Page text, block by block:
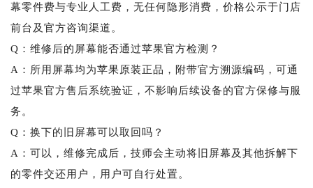
幕零件费与专业人工费，无任何隐形消费，价格公示于门店
前台及官方咨询渠道。
Q：维修后的屏幕能否通过苹果官方检测？
A：所用屏幕均为苹果原装正品，附带官方溯源编码，可通
过苹果官方售后系统验证，不影响后续设备的官方保修与服
务。
Q：换下的旧屏幕可以取回吗？
A：可以，维修完成后，技师会主动将旧屏幕及其他拆解下
的零件交还用户，用户可自行处置。